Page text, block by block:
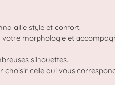
allie style et confort.
votre morphologie et
silhouettes.
choisir celle qui vous